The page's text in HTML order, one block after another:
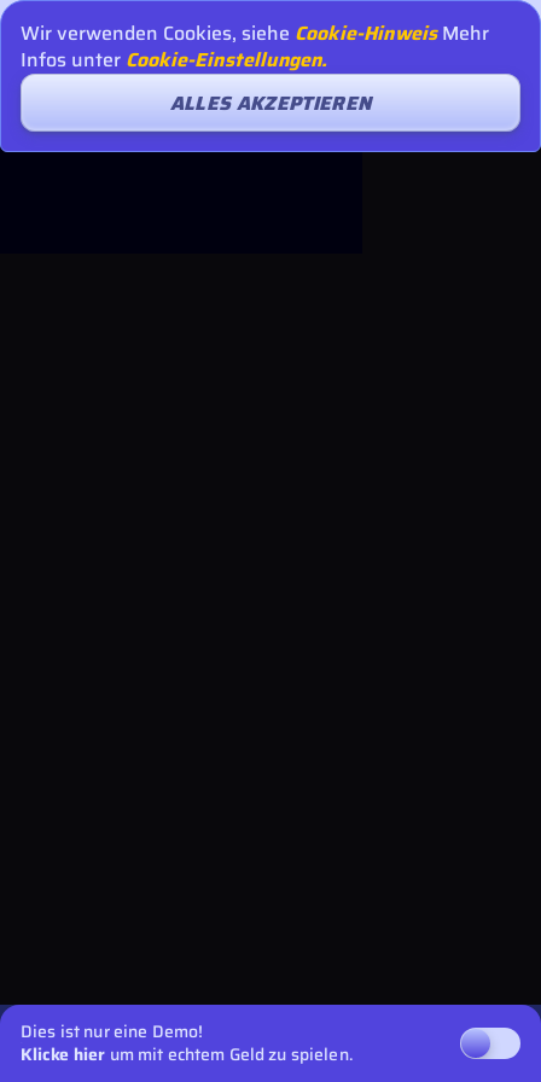
Dies ist nur eine Demo!
Klicke hier um mit echtem Geld zu spielen.
Wir verwenden Cookies, siehe Cookie-HinweisMehr
Infos unter Cookie-Einstellungen.
ALLES AKZEPTIEREN